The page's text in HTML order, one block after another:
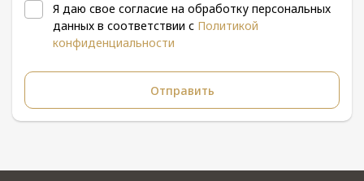
Я даю свое согласие на обработку персональных
данных в соответствии с Политикой
конфиденциальности